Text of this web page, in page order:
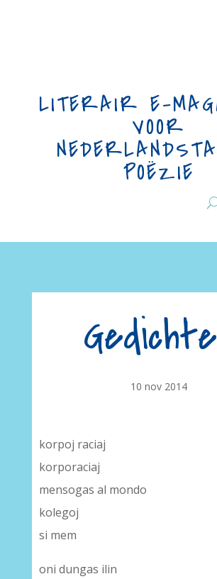
LITERAIR E-
VOOR
POËZIE
10 nov 2014
korpoj raciaj
korporaciaj
mensogas al mondo
kolegoj
si mem
oni dungas ilin